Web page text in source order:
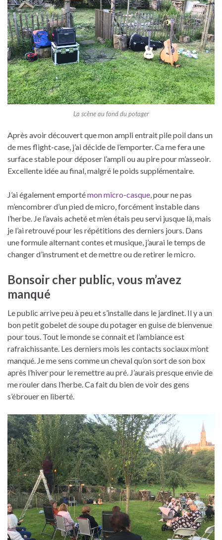
La scène au fond du potager
Après avoir découvert que mon ampli entrait pile poil dans un
de mes flight-case, j’ai décide de l’emporter. Ca me fera une
surface stable pour déposer l’ampli ou au pire pour m’asseoir.
Excellente idée au final, malgré le poids supplémentaire.
J’ai également emportémon micro-casque , pour ne pas
m’encombrer d’un pied de micro, forcément instable dans
l’herbe. Je l’avais acheté et m’en étais peu servi jusque là, mais
je l’ai retrouvé pour les répétitions des derniers jours. Dans
une formule alternant contes et musique, j’aurai le temps de
changer d’instrument et de mettre ou de retirer le micro.
Bonsoir cher public, vous m’avez
manqué
Le public arrive peu à peu et s’installe dans le jardinet. Il y a un
bon petit gobelet de soupe du potager en guise de bienvenue
pour tous. Tout le monde se connait et l’ambiance est
rafraichissante. Les derniers mois les contacts sociaux m’ont
manqué. Je me sens comme un cheval qu’on sort de son box
après l’hiver pour le remettre au pré. J’aurais presque envie de
me rouler dans l’herbe. Ca fait du bien de voir des gens
s’ébrouer en liberté.